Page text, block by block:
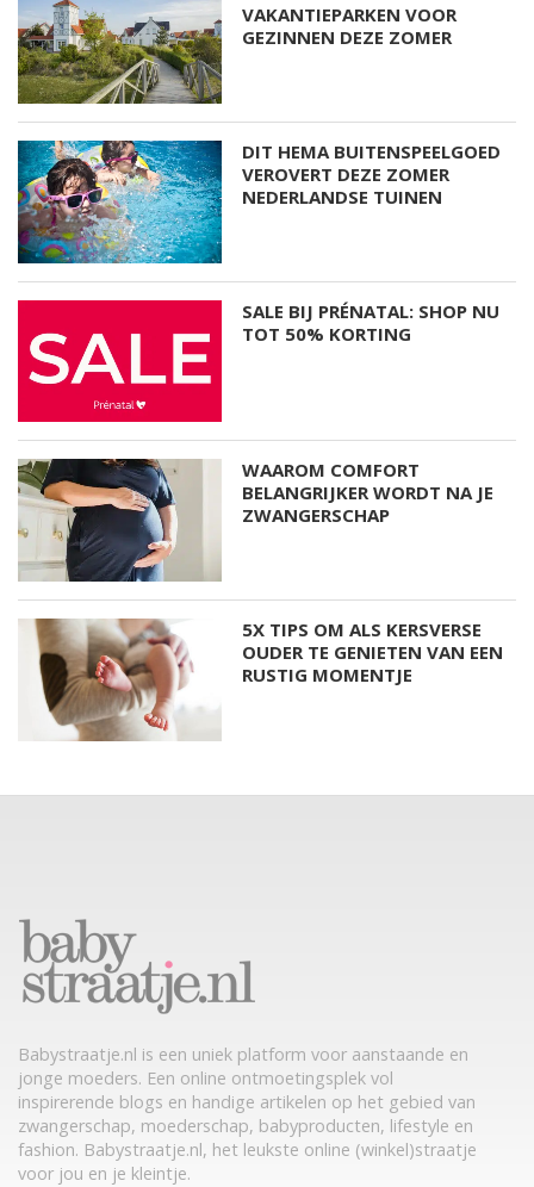
VAKANTIEPARKEN VOOR
GEZINNEN DEZE ZOMER
DIT HEMA BUITENSPEELGOED
VEROVERT DEZE ZOMER
NEDERLANDSE TUINEN
SALE BIJ PRÉNATAL: SHOP NU
TOT 50% KORTING
WAAROM COMFORT
BELANGRIJKER WORDT NA JE
ZWANGERSCHAP
5X TIPS OM ALS KERSVERSE
OUDER TE GENIETEN VAN EEN
RUSTIG MOMENTJE
Babystraatje.nl is een uniek platform voor aanstaande en
jonge moeders. Een online ontmoetingsplek vol
inspirerende blogs en handige artikelen op het gebied van
zwangerschap, moederschap, babyproducten, lifestyle en
fashion. Babystraatje.nl, het leukste online (winkel)straatje
voor jou en je kleintje.